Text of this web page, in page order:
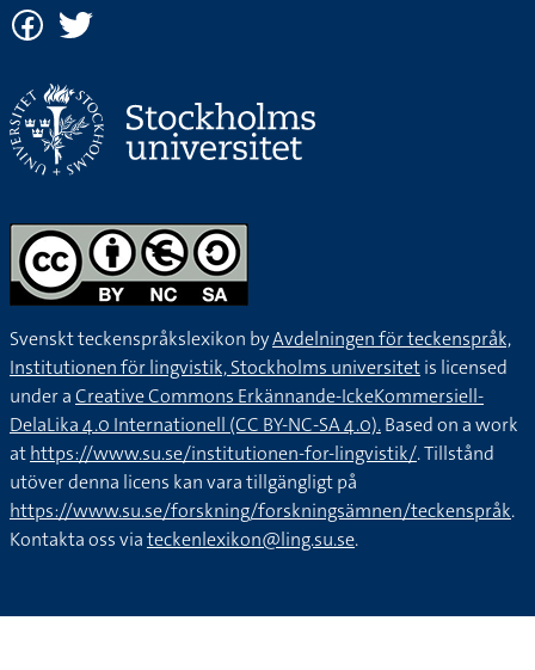
Svenskt teckenspråkslexikon byAvdelningen för teckenspråk,
Institutionen för lingvistik, Stockholms universitetis licensed
under aCreative Commons Erkännande-IckeKommersiell-
DelaLika 4.0 Internationell (CC BY-NC-SA 4.0).Based on a work
athttps://www.su.se/institutionen-for-lingvistik/. Tillstånd
utöver denna licens kan vara tillgängligt på
https://www.su.se/forskning/forskningsämnen/teckenspråk.
Kontakta oss viateckenlexikon@ling.su.se.